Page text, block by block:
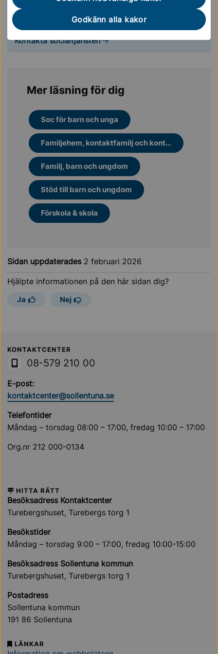
Godkänn alla kakor
Kontakta socialtjänsten
Kontakta socialtjänsten
Mer läsning för dig
Soc för barn och unga
Familjehem, kontaktfamilj och kont...
Familj, barn och ungdom
Stöd till barn och ungdom
Förskola & skola
Sidan uppdaterades 2 februari 2026
Hjälpte informationen på den här sidan dig?
Ja Nej
Sollentuna Kommun
KONTAKTCENTER
08-579 210 00
E-post:
kontaktcenter@sollentuna.se
Telefontider
Måndag – torsdag 08:00 – 17:00, fredag 10:00 – 17:00
Org.nr 212 000-0134
HITTA RÄTT
Besöksadress Kontaktcenter
Turebergshuset, Turebergs torg 1
Besökstider
Måndag – torsdag 9:00 – 17:00, fredag 10:00-15:00
Besöksadress Sollentuna kommun
Turebergshuset, Turebergs torg 1
Postadress
Sollentuna kommun
191 86 Sollentuna
LÄNKAR